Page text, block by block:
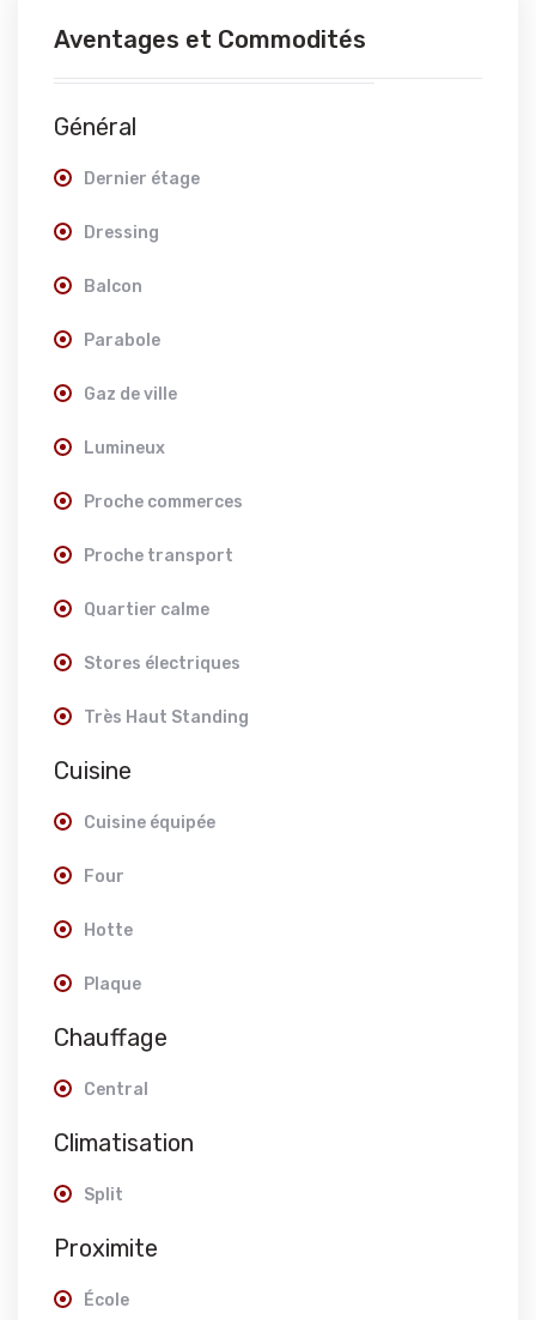
Aventages et Commodités
Général
Dernier étage
Dressing
Balcon
Parabole
Gaz de ville
Lumineux
Proche commerces
Proche transport
Quartier calme
Stores électriques
Très Haut Standing
Cuisine
Cuisine équipée
Four
Hotte
Plaque
Chauffage
Central
Climatisation
Split
Proximite
École